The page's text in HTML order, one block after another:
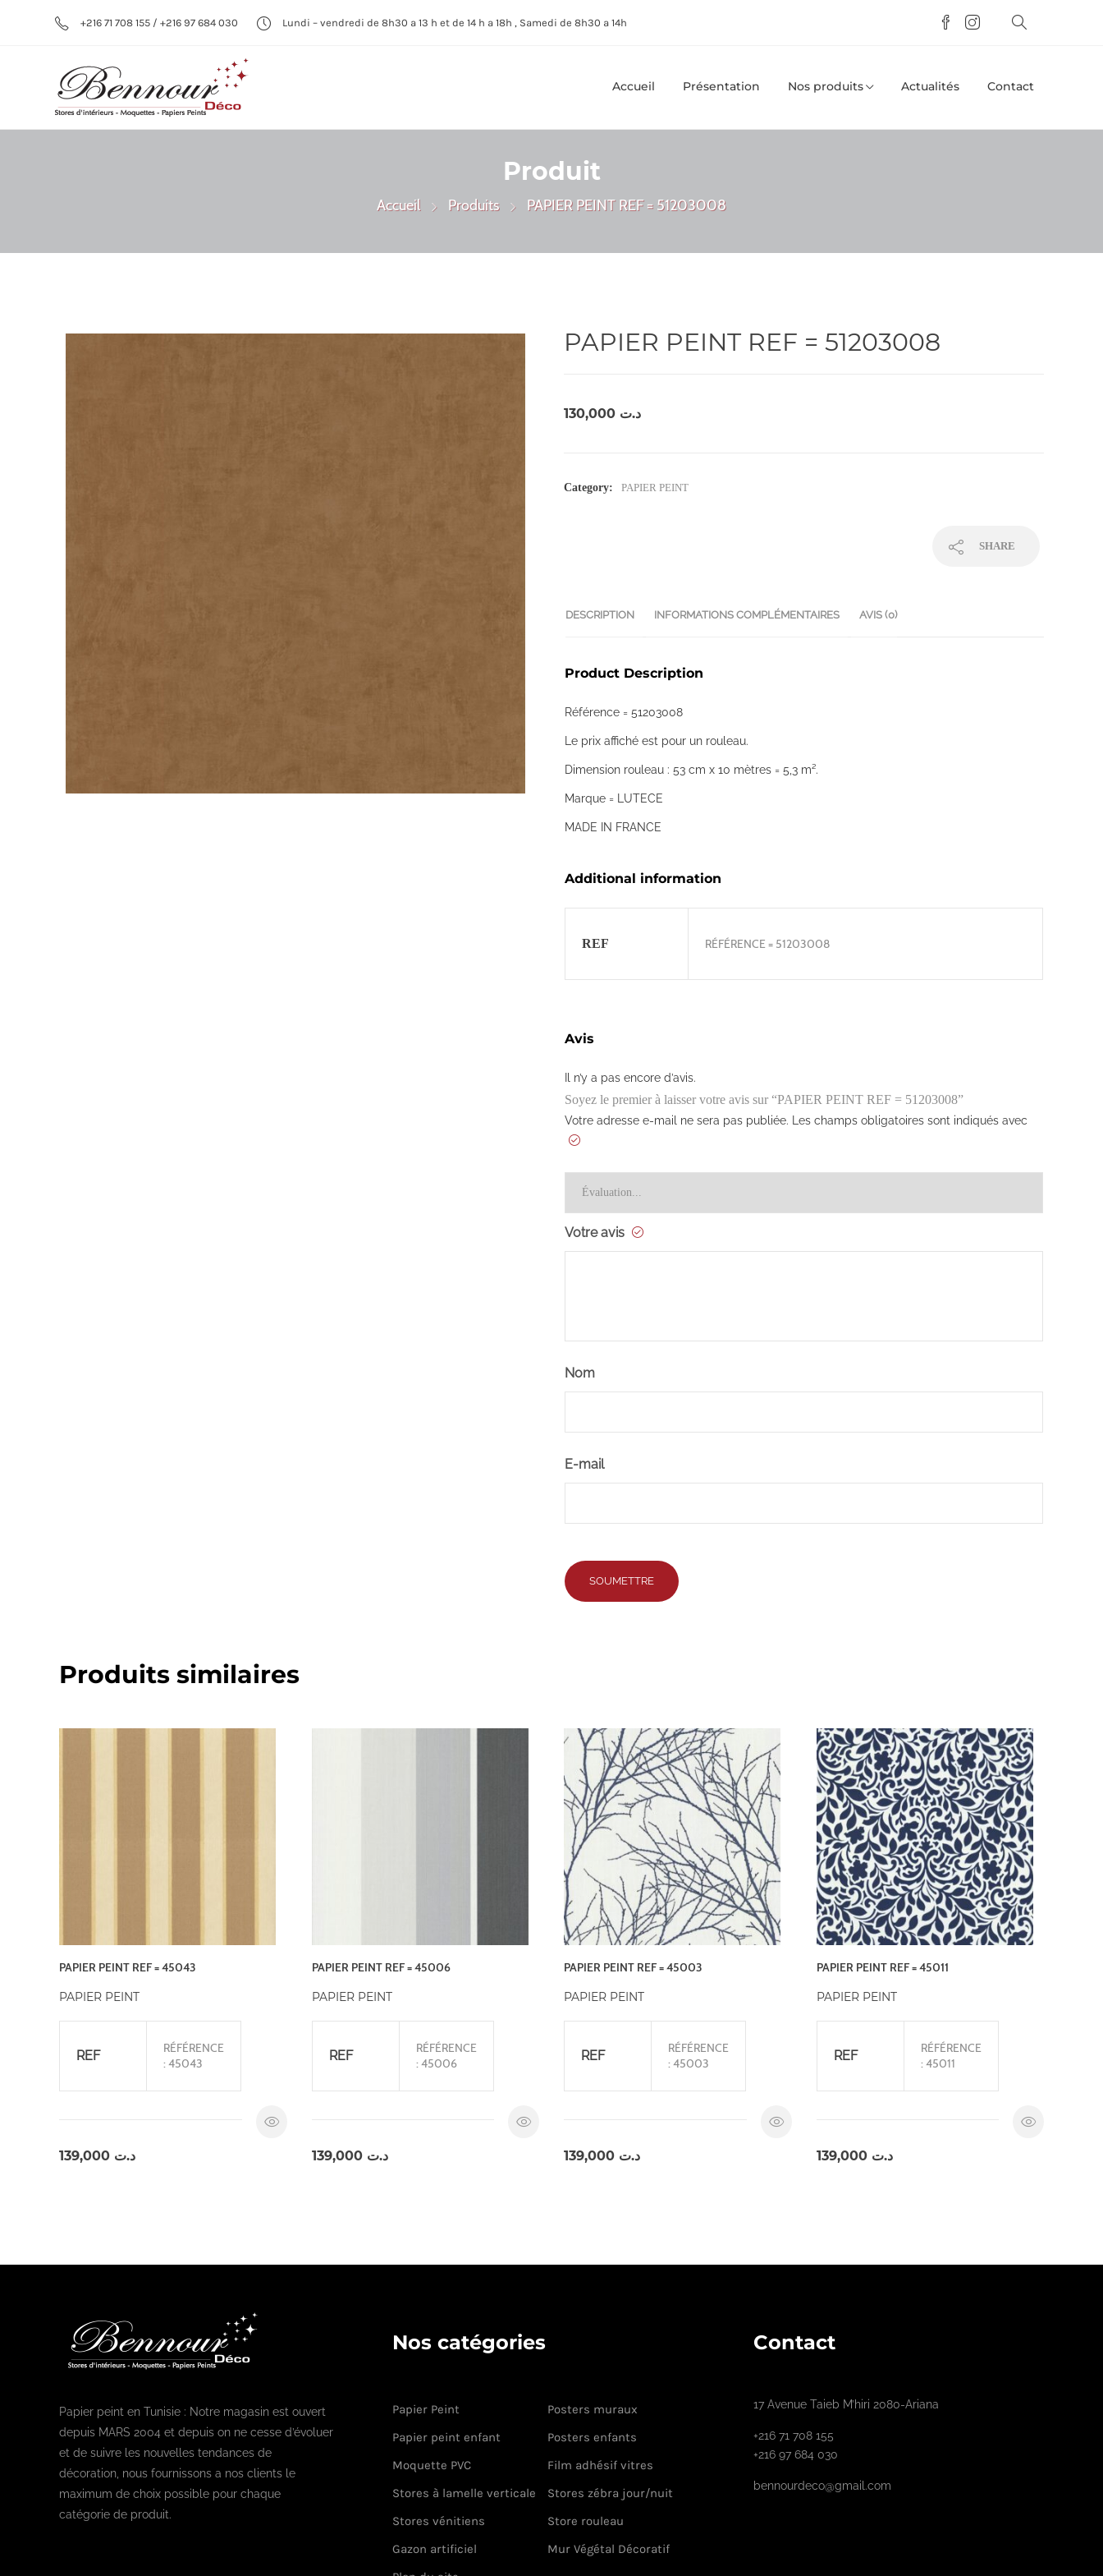
+216 71 708 155 / +216 97 684 030 Lundi – vendredi de 8h30 a 13 h et de 14 h a 18h , Samedi de 8h30 a 14h
Accueil Présentation Nos produits Actualités Contact
Produit
Accueil Produits PAPIER PEINT REF = 51203008
PAPIER PEINT REF = 51203008
د.ت
Category: PAPIER PEINT
SHARE
DESCRIPTION INFORMATIONS COMPLÉMENTAIRES AVIS (0)
Product Description
Référence = 51203008
Le prix affiché est pour un rouleau.
Dimension rouleau : 53 cm x 10 mètres = 5,3 m².
Marque = LUTECE
MADE IN FRANCE
Additional information
REF RÉFÉRENCE = 51203008
Avis
Il n’y a pas encore d’avis.
Soyez le premier à laisser votre avis sur “PAPIER PEINT REF = 51203008”
Votre adresse e-mail ne sera pas publiée. Les champs obligatoires sont indiqués avec
Votre avis
Nom
E-mail
Produits similaires
PAPIER PEINT REF = 45043
PAPIER PEINT
REF
RÉFÉRENCE
: 45043
د.ت
PAPIER PEINT REF = 45006
PAPIER PEINT
REF
RÉFÉRENCE
: 45006
د.ت 139,000
PAPIER PEINT REF = 45003
PAPIER PEINT
REF
RÉFÉRENCE
: 45003
د.ت
PAPIER PEINT REF = 45011
PAPIER PEINT
REF
RÉFÉRENCE
: 45011
د.ت 139,000
Papier peint en Tunisie : Notre magasin est ouvert
depuis MARS 2004 et depuis on ne cesse d’évoluer
et de suivre les nouvelles tendances de
décoration, nous fournissons a nos clients le
maximum de choix possible pour chaque
catégorie de produit.
Nos catégories
Papier Peint
Posters muraux
Papier peint enfant
Posters enfants
Moquette PVC
Film adhésif vitres
Stores à lamelle verticale
Stores zébra jour/nuit
Stores vénitiens
Store rouleau
Gazon artificiel
Mur Végétal Décoratif
Contact
17 Avenue Taieb M’hiri 2080-Ariana
+216 71 708 155
+216 97 684 030
bennourdeco@gmail.com